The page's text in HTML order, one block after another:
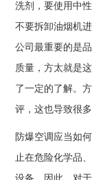
洗剂，要使用中
不要拆卸油烟机
公司最重要的是
质量，方太就是
了一定的了解。
评，这也导致很
防爆空调应当如
止在危险化学品